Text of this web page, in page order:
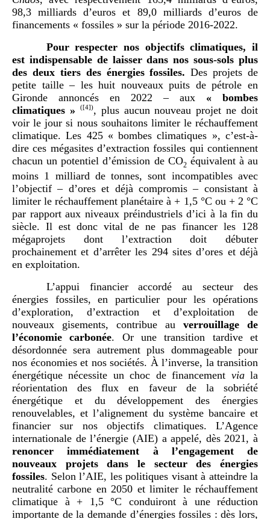
98,3 milliards d’euros et 89,0 milliards d’euros de
financements « fossiles » sur la période 2016-2022.
Pour respecter nos objectifs climatiques, il
est indispensable de laisser dans nos sous-sols plus
des deux tiers des énergies fossiles.Des projets de
petite taille – les huit nouveaux puits de pétrole en
Gironde annoncés en 2022 – aux «
bombes
climatiques » ( [4] ), plus aucun nouveau projet ne doit
voir le jour si nous souhaitons limiter le réchauffement
climatique. Les 425 « bombes climatiques », c’est-à-
dire ces mégasites d’extraction fossiles qui contiennent
chacun un potentiel d’émission de CO2équivalent à au
moins 1 milliard de tonnes, sont incompatibles avec
l’objectif – d’ores et déjà compromis – consistant à
limiter le réchauffement planétaire à + 1,5 °C ou + 2 °C
par rapport aux niveaux préindustriels d’ici à la fin du
siècle. Il est donc vital de ne pas financer les 128
mégaprojets dont l’extraction doit débuter
prochainement et d’arrêter les 294 sites d’ores et déjà
en exploitation.
L’appui financier accordé au secteur des
énergies fossiles, en particulier pour les opérations
d’exploration, d’extraction et d’exploitation de
nouveaux gisements, contribue au verrouillage de
l’économie carbonée. Or une transition tardive et
désordonnée sera autrement plus dommageable pour
nos économies et nos sociétés. À l’inverse, la transition
énergétique nécessite un choc de financement viala
réorientation des flux en faveur de la sobriété
énergétique et du développement des énergies
renouvelables, et l’alignement du système bancaire et
financier sur nos objectifs climatiques. L’Agence
internationale de l’énergie (AIE) a appelé, dès 2021, à
renoncer immédiatement à l’engagement de
nouveaux projets dans le secteur des énergies
fossiles. Selon l’AIE, les politiques visant à atteindre la
neutralité carbone en 2050 et limiter le réchauffement
climatique à + 1,5 °C conduiront à une réduction
importante de la demande d’énergies fossiles : dès lors,